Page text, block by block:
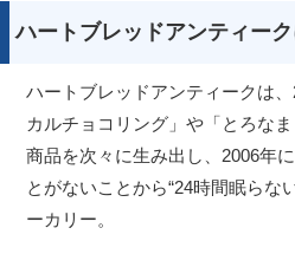
ハートブレッドアンティー
ハートブレッドアンティークは
カルチョコリング」や「とろな
商品を次々に生み出し、2006年
とがないことから“24時間眠らな
ーカリー。